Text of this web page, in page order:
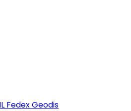
FedexGeodis